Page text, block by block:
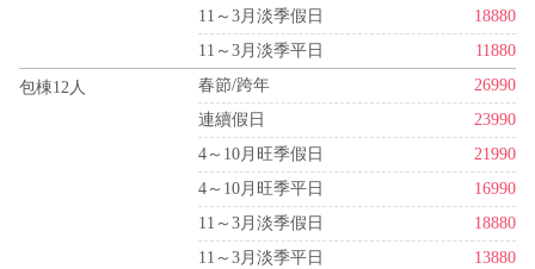
11～3月淡季假日
18880
11～3月淡季平日
11880
包棟12人 春節/跨年
26990
連續假日
23990
4～10月旺季假日
21990
4～10月旺季平日
16990
11～3月淡季假日
18880
11～3月淡季平日
13880